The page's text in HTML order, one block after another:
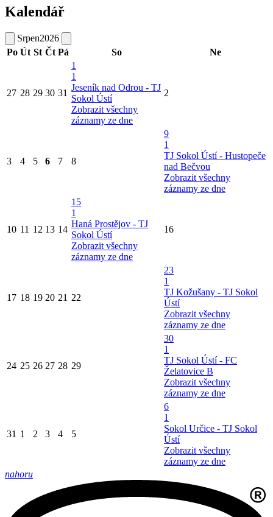
Kalendář
Srpen2026
Po Út St Čt Pá So Ne
27 28 29 30 31
1
1
Jeseník nad Odrou - TJ
Sokol Ústí
Zobrazit všechny
záznamy ze dne
2
3 4 5 6 7 8
9
1
TJ Sokol Ústí - Hustopeče
nad Bečvou
Zobrazit všechny
záznamy ze dne
10 11 12 13 14
15
1
Haná Prostějov - TJ
Sokol Ústí
Zobrazit všechny
záznamy ze dne
16
17 18 19 20 21 22
23
1
TJ Kožušany - TJ Sokol
Ústí
Zobrazit všechny
záznamy ze dne
24 25 26 27 28 29
30
1
TJ Sokol Ústí - FC
Želatovice B
Zobrazit všechny
záznamy ze dne
31 1 2 3 4 5
6
1
Sokol Určice - TJ Sokol
Ústí
Zobrazit všechny
záznamy ze dne
nahoru